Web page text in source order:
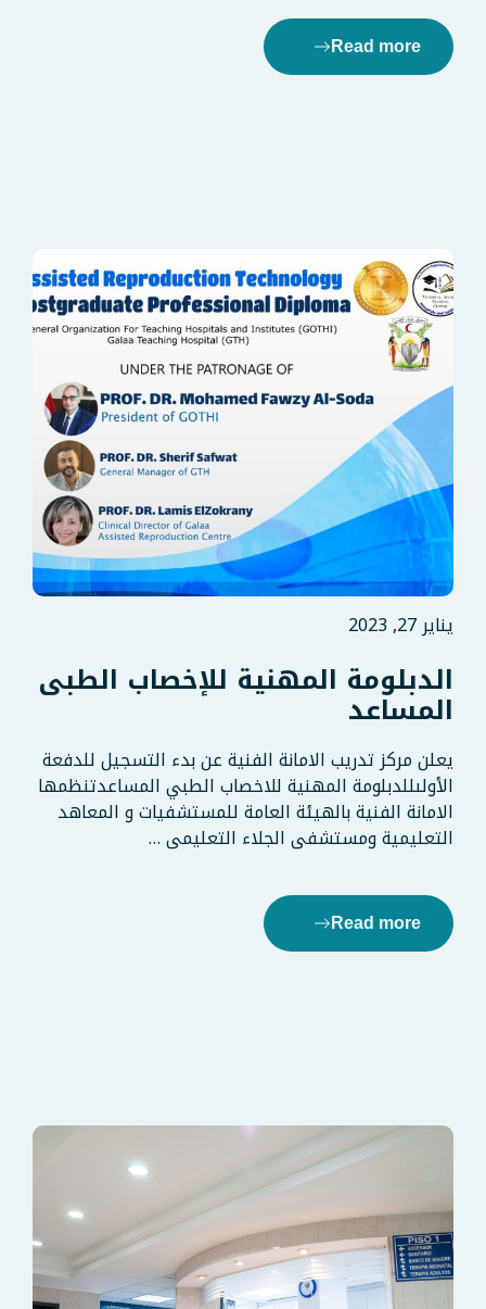
Read more
يناير 27, 2023
الدبلومة المهنية للإخصاب الطبى
المساعد
يعلن مركز تدريب الامانة الفنية عن بدء التسجيل للدفعة
الأولىللدبلومة المهنية للاخصاب الطبي المساعدتنظمها
الامانة الفنية بالهيئة العامة للمستشفيات و المعاهد
التعليمية ومستشفى الجلاء التعليمى …
Read more